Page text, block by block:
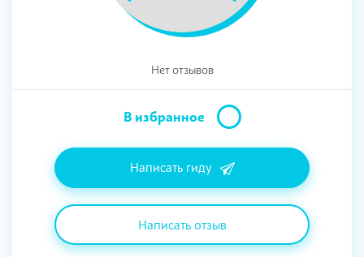
Нет отзывов
В избранное
Написать гиду
Написать отзыв